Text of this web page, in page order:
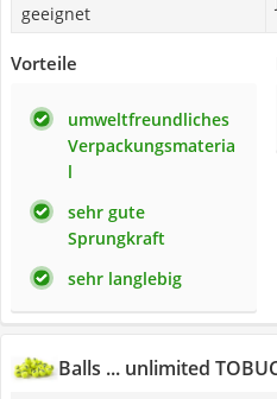
geeignet
Vorteile
umweltfreundliches
Verpackungsmateria
l
sehr gute
Sprungkraft
sehr langlebig
Balls ... unlimited